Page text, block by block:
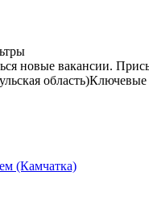
новые вакансии.
область)Ключевые
(Камчатка)